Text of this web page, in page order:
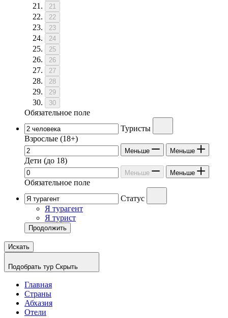
21
22
23
24
25
26
27
28
29
30
Обязательное поле
Туристы
Взрослые (18+)
Меньше Меньше
Дети (до 18)
Меньше Меньше
Обязательное поле
Статус
Я турагент
Я турист
Продолжить
Искать
Подобрать тур Скрыть
Главная
Страны
Абхазия
Отели